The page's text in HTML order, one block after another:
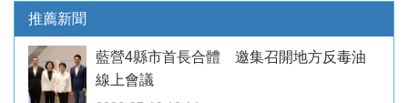
推薦新聞
藍營4縣市首長合體 邀集召開地方反毒油
線上會議